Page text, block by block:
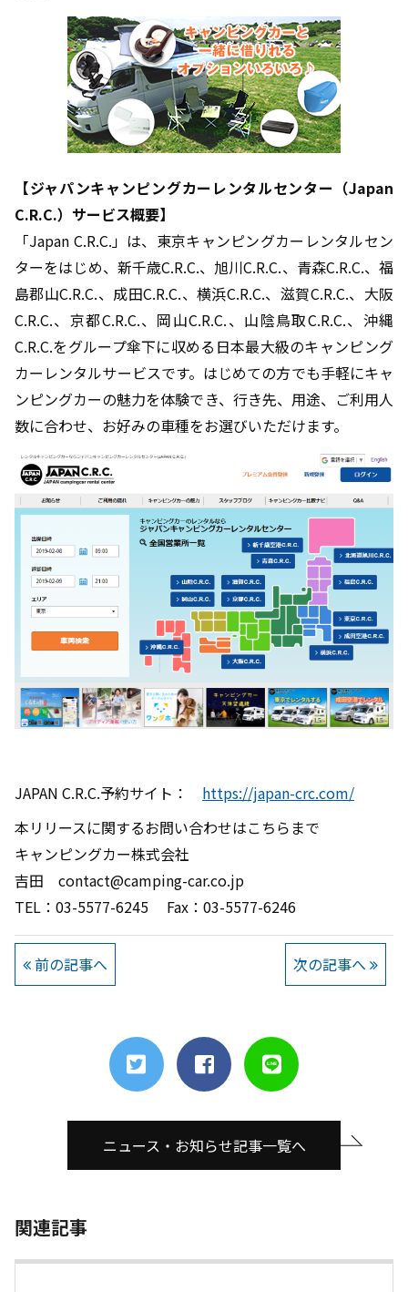
【ジャパンキャンピングカーレンタルセンター（Japan
C.R.C.）サービス概要】
「Japan C.R.C.」は、東京キャンピングカーレンタルセン
ターをはじめ、新千歳C.R.C.、旭川C.R.C.、青森C.R.C.、福
島郡山C.R.C.、成田C.R.C.、横浜C.R.C.、滋賀C.R.C.、大阪
C.R.C.、京都C.R.C.、岡山C.R.C.、山陰鳥取C.R.C.、沖縄
C.R.C.をグループ傘下に収める日本最大級のキャンピング
カーレンタルサービスです。はじめての方でも手軽にキャ
ンピングカーの魅力を体験でき、行き先、用途、ご利用人
数に合わせ、お好みの車種をお選びいただけます。
JAPAN C.R.C.予約サイト： https://japan-crc.com/
本リリースに関するお問い合わせはこちらまで
キャンピングカー株式会社
吉田 contact@camping-car.co.jp
TEL：03-5577-6245 Fax：03-5577-6246
前の記事へ 次の記事へ
ニュース・お知らせ記事一覧へ
関連記事